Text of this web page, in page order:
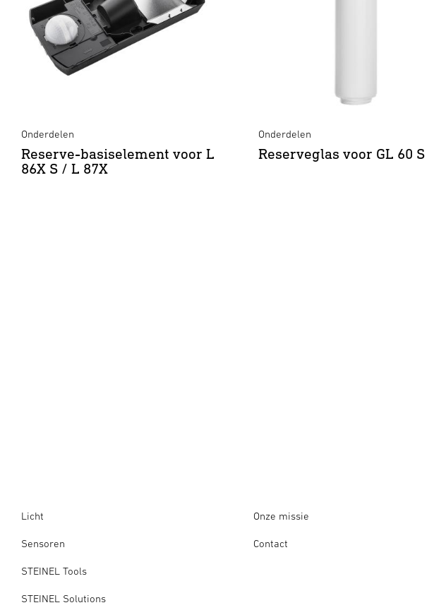
Onderdelen
Reserve-basiselement voor L
86X S / L 87X
Onderdelen
Reserveglas voor GL 60 S
Licht
Sensoren
STEINEL Tools
STEINEL Solutions
Onze missie
Contact